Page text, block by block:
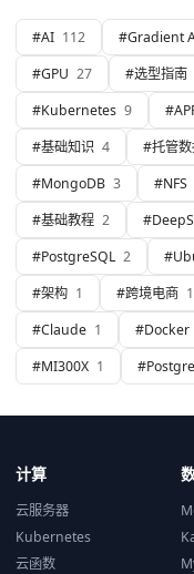
#AI 112 #Gradient
#GPU 27 #选型指南
#Kubernetes 9 #
#基础知识 4 #托管
#MongoDB 3 #NFS
#基础教程 2 #
#PostgreSQL 2 #
#架构 1 #跨境电商 1
#Claude 1 #Docker
#MI300X 1 #
计算
云服务器
Kubernetes
云函数